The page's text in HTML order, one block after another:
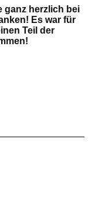
ganz herzlich bei
Es war für
Teil der